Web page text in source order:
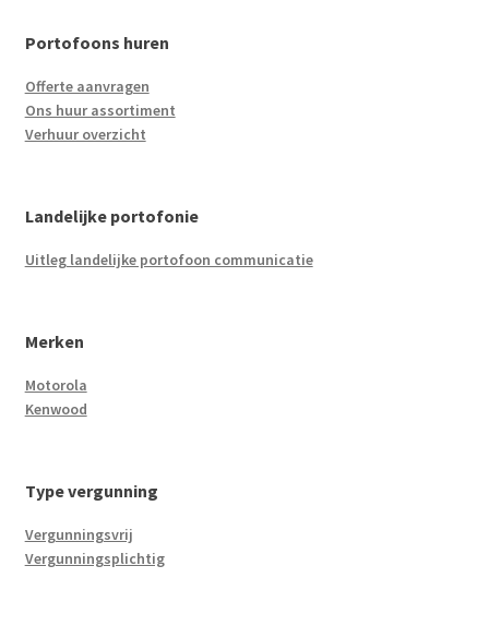
Portofoons huren
Offerte aanvragen
Ons huur assortiment
Verhuur overzicht
Landelijke portofonie
Uitleg landelijke portofoon communicatie
Merken
Motorola
Kenwood
Type vergunning
Vergunningsvrij
Vergunningsplichtig